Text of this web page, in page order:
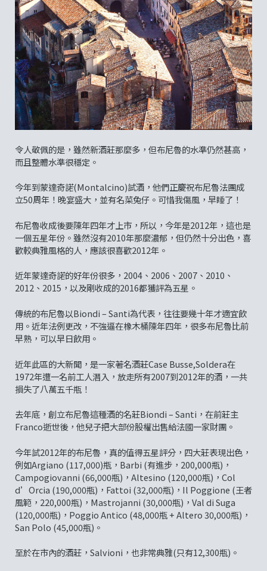
令人敬佩的是，雖然新酒莊那麼多，但布尼魯的水準仍然甚高，
而且整體水準很穩定。
今年到蒙達奇諾(Montalcino)試酒，他們正慶祝布尼魯法團成
立50周年！晚宴盛大，並有名菜兔仔。可惜我傷風，早睡了！
布尼魯收成後要陳年四年才上市，所以，今年是2012年，這也是
一個五星年份。雖然沒有2010年那麼濃郁，但仍然十分出色，喜
歡較典雅風格的人，應該很喜歡2012年。
近年蒙達奇諾的好年份很多，2004、2006、2007、2010、
2012、2015，以及剛收成的2016都獲評為五星。
傳統的布尼魯以Biondi – Santi為代表，往往要幾十年才適宜飲
用。近年法例更改，不強逼在橡木桶陳年四年，很多布尼魯比前
早熟，可以早日飲用。
近年此區的大新聞，是一家著名酒莊Case Busse,Soldera在
1972年遭一名前工人潛入，放走所有2007到2012年的酒，一共
損失了八萬五千瓶！
去年底，創立布尼魯這種酒的名莊Biondi – Santi，在前莊主
Franco逝世後，他兒子把大部份股權出售給法國一家財團。
今年試2012年的布尼魯，真的值得五星評分，四大莊表現出色，
例如Argiano (117,000)瓶，Barbi (有進步，200,000瓶)，
Campogiovanni (66,000瓶)，Altesino (120,000瓶)，Col
d’Orcia (190,000瓶)，Fattoi (32,000瓶)，Il Poggione (王者
風範，220,000瓶)，Mastrojanni (30,000瓶)，Val di Suga
(120,000瓶)，Poggio Antico (48,000瓶 + Altero 30,000瓶)，
San Polo (45,000瓶)。
至於在市內的酒莊，Salvioni，也非常典雅(只有12,300瓶)。